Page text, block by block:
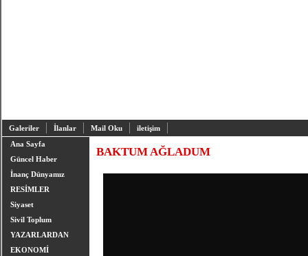
Galeriler İlanlar Mail Oku
iletişim
Ana Sayfa
Güncel Haber
İnanç Dünyamız
RESİMLER
Siyaset
Sivil Toplum
YAZARLARDAN
EKONOMİ
BAKTUM AĞLADUM